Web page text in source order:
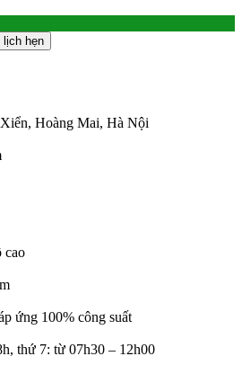
hẹn
Hoàng Mai, Hà Nội
cao
ứng 100% công suất
thứ 7: từ 07h30 – 12h00